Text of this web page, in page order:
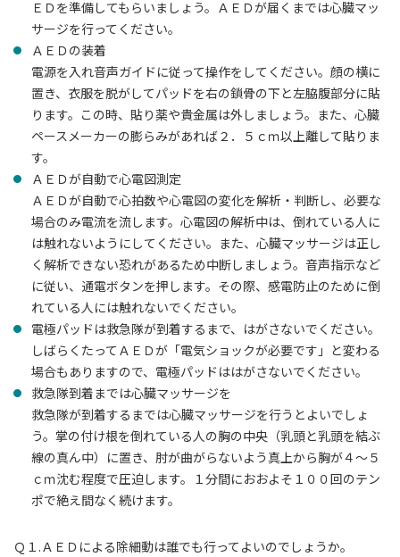
ＥＤを準備してもらいましょう。ＡＥＤが届くまでは心臓マッ
サージを行ってください。
ＡＥＤの装着
電源を入れ音声ガイドに従って操作をしてください。顔の横に
置き、衣服を脱がしてパッドを右の鎖骨の下と左脇腹部分に貼
ります。この時、貼り薬や貴金属は外しましょう。また、心臓
ペースメーカーの膨らみがあれば２．５ｃｍ以上離して貼りま
す。
ＡＥＤが自動で心電図測定
ＡＥＤが自動で心拍数や心電図の変化を解析・判断し、必要な
場合のみ電流を流します。心電図の解析中は、倒れている人に
は触れないようにしてください。また、心臓マッサージは正し
く解析できない恐れがあるため中断しましょう。音声指示など
に従い、通電ボタンを押します。その際、感電防止のために倒
れている人には触れないでください。
電極パッドは救急隊が到着するまで、はがさないでください。
しばらくたってＡＥＤが「電気ショックが必要です」と変わる
場合もありますので、電極パッドははがさないでください。
救急隊到着までは心臓マッサージを
救急隊が到着するまでは心臓マッサージを行うとよいでしょ
う。掌の付け根を倒れている人の胸の中央（乳頭と乳頭を結ぶ
線の真ん中）に置き、肘が曲がらないよう真上から胸が４～５
ｃｍ沈む程度で圧迫します。１分間におおよそ１００回のテン
ポで絶え間なく続けます。
Ｑ１.ＡＥＤによる除細動は誰でも行ってよいのでしょうか。